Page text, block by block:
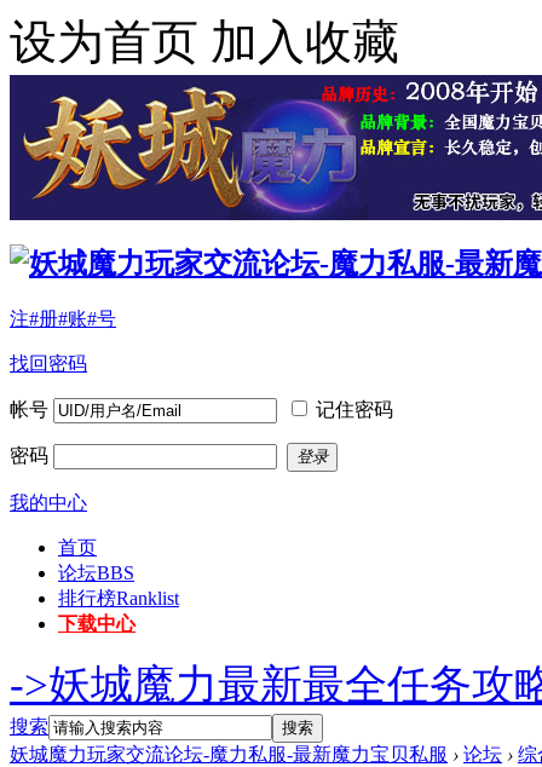
设为首页 加入收藏
注#册#账#号
找回密码
帐号 记住密码
密码 登录
我的中心
首页
论坛BBS
排行榜Ranklist
下载中心
->妖城魔力最新最全任务攻
搜索 搜索
妖城魔力玩家交流论坛-魔力私服-最新魔力宝贝私服 › 论坛 › 综